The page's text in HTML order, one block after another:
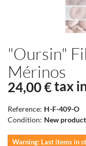
"Oursin"
Mérinos
24,00 €tax
Reference: H-F-409-O
Condition: New product
Warning: Last items in